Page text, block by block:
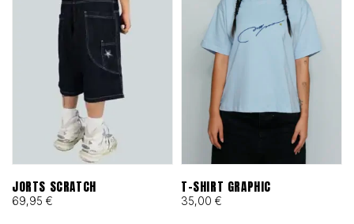
JORTS SCRATCH
69,95 €
T-SHIRT GRAPHIC
35,00 €